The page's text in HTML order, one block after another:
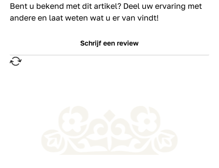
Bent u bekend met dit artikel? Deel uw ervaring met
andere en laat weten wat u er van vindt!
Schrijf een review